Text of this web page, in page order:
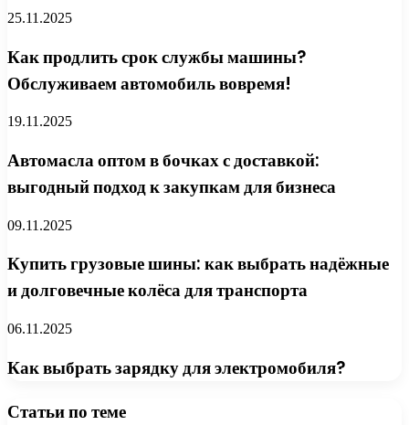
25.11.2025
Как продлить срок службы машины?
Обслуживаем автомобиль вовремя!
19.11.2025
Автомасла оптом в бочках с доставкой:
выгодный подход к закупкам для бизнеса
09.11.2025
Купить грузовые шины: как выбрать надёжные
и долговечные колёса для транспорта
06.11.2025
Как выбрать зарядку для электромобиля?
Статьи по теме